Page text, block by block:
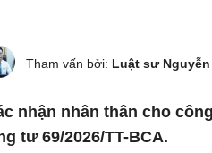
Tham vấn bởi: Luật sư
nhận nhân thân cho
tư 69/2026/TT-BCA.